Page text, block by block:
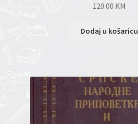
120.00 KM
Dodaj u košaricu